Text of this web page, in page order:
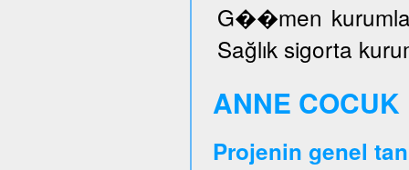
G��men
Sağlık sigorta
ANNE COCUK
Projenin genel